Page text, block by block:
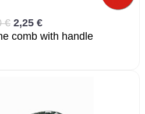
€ 2,25 €
comb with handle